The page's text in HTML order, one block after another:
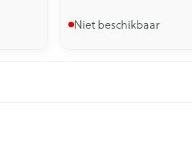
Niet beschikbaar